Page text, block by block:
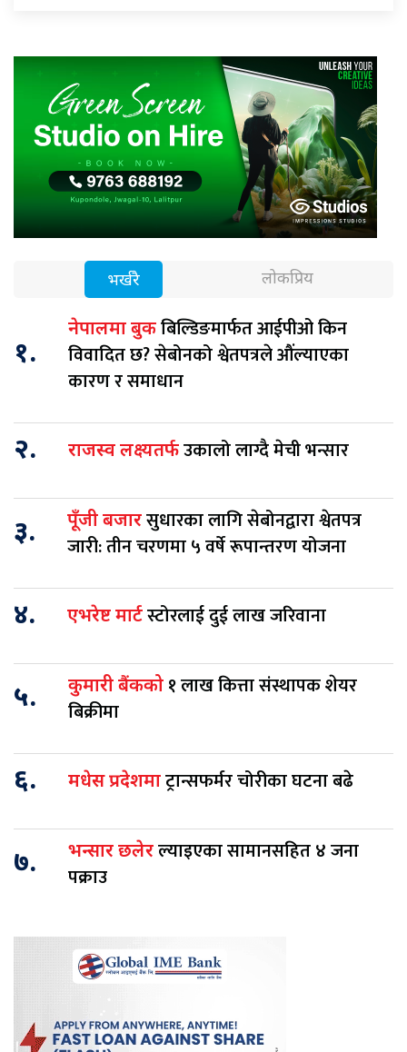
भर्खरै लोकप्रिय
१.
नेपालमा बुकबिल्डिङमार्फत आईपीओ किन
विवादित छ? सेबोनको श्वेतपत्रले औंल्याएका
कारण र समाधान
२. राजस्व लक्ष्यतर्फउकालो लाग्दै मेची भन्सार
३. पूँजी बजारसुधारका लागि सेबोनद्वारा श्वेतपत्र
जारी: तीन चरणमा ५ वर्षे रूपान्तरण योजना
४. एभरेष्ट मार्टस्टोरलाई दुई लाख जरिवाना
५. कुमारी बैंकको १ लाख कित्ता संस्थापक शेयर
बिक्रीमा
६. मधेस प्रदेशमाट्रान्सफर्मर चोरीका घटना बढे
७. भन्सार छलेरल्याइएका सामानसहित ४ जना
पक्राउ